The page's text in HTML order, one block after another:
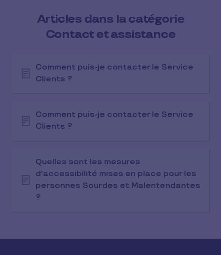
Articles dans la catégorie
Contact et assistance
Comment puis-je contacter le Service
Clients ?
Comment puis-je contacter le Service
Clients ?
Quelles sont les mesures
d'accessibilité mises en place pour les
personnes Sourdes et Malentendantes
?